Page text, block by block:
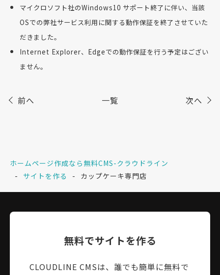
マイクロソフト社のWindows10 サポート終了に伴い、当該
OSでの弊社サービス利用に関する動作保証を終了させていた
だきました。
Internet Explorer、Edgeでの動作保証を行う予定はござい
ません。
前へ 一覧 次へ
ホームページ作成なら無料CMS-クラウドライン
サイトを作る
カップケーキ専門店
無料でサイトを作る
CLOUDLINE CMSは、誰でも簡単に無料で